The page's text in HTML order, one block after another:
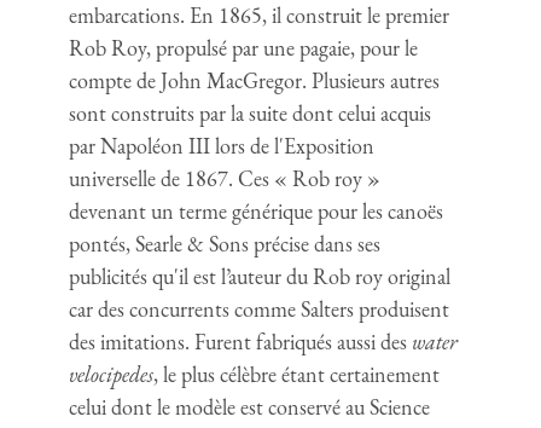
embarcations. En 1865, il construit le premier
Rob Roy, propulsé par une pagaie, pour le
compte de John MacGregor. Plusieurs autres
sont construits par la suite dont celui acquis
par Napoléon III lors de l'Exposition
universelle de 1867. Ces « Rob roy »
devenant un terme générique pour les canoës
pontés, Searle & Sons précise dans ses
publicités qu'il est l’auteur du Rob roy original
car des concurrents comme Salters produisent
des imitations. Furent fabriqués aussi des water
velocipedes, le plus célèbre étant certainement
celui dont le modèle est conservé au Science